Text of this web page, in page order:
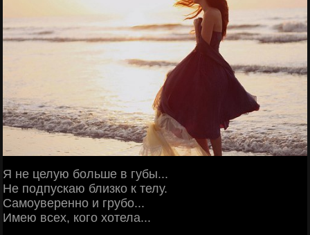
Я не целую больше в губы...
Не подпускаю близко к телу.
Самоуверенно и грубо...
Имею всех, кого хотела...